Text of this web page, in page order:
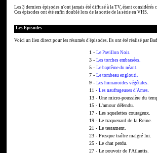
Les 3 derniers épisodes n'ont jamais été diffusé à la TV, étant considérés
Ces épisodes ont été enfin doublé lors de la sortie de la série en VHS.
Les Episodes
Voici un lien direct pour les résumés d'épisodes. Ils ont été réalisé par
1 - Le Pavillon Noir.
3 - Les torches embrasées.
5 - Le baptême du néant.
7 - Le tombeau englouti.
9 - Les humanoïdes végétales.
11 - Les naufrageuses d'Ames.
13 - Une micro-poussière du
15 - L'amour défendu.
17 - Les squelettes courageux.
19 - Le traquenard de la Reine.
21 - Le testament.
23 - Presque traître malgré lui.
25 - Le chat perdu.
27 - Le pouvoir de l'Atlantis.